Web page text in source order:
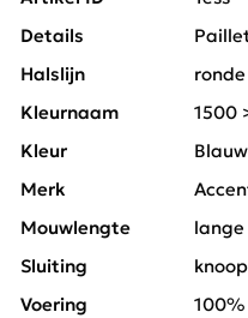
Details
Halslijn
Kleurnaam
1500
Kleur
Blauw
Merk
Mouwlengte
Sluiting
Voering